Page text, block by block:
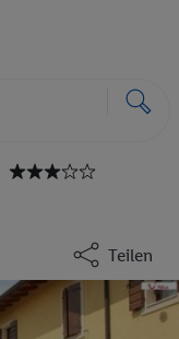
Teilen